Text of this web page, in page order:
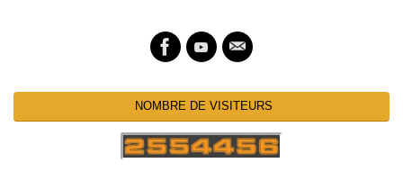
NOMBRE DE VISITEURS